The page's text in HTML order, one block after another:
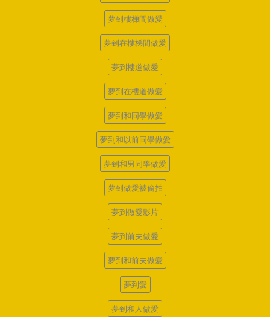
夢到樓梯間做愛
夢到在樓梯間做愛
夢到樓道做愛
夢到在樓道做愛
夢到和同學做愛
夢到和以前同學做愛
夢到和男同學做愛
夢到做愛被偷拍
夢到做愛影片
夢到前夫做愛
夢到和前夫做愛
夢到愛
夢到和人做愛